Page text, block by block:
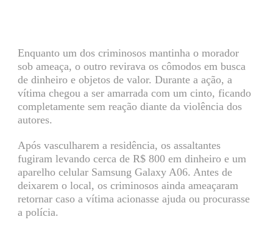
Enquanto um dos criminosos mantinha o morador
sob ameaça, o outro revirava os cômodos em busca
de dinheiro e objetos de valor. Durante a ação, a
vítima chegou a ser amarrada com um cinto, ficando
completamente sem reação diante da violência dos
autores.
Após vasculharem a residência, os assaltantes
fugiram levando cerca de R$ 800 em dinheiro e um
aparelho celular Samsung Galaxy A06. Antes de
deixarem o local, os criminosos ainda ameaçaram
retornar caso a vítima acionasse ajuda ou procurasse
a polícia.